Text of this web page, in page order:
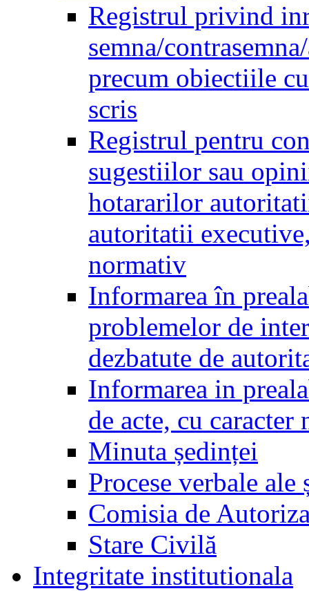
Registrul privind
semna/
precum obiectiile
scris
Registrul pentru
sugestiilor sau
hotararilor
autoritatii
normativ
Informarea în
problemelor de
dezbatute de
Informarea in
de acte, cu caracter
Minuta ședinței
Procese verbale
Comisia de
Stare Civilă
Integritate institutionala